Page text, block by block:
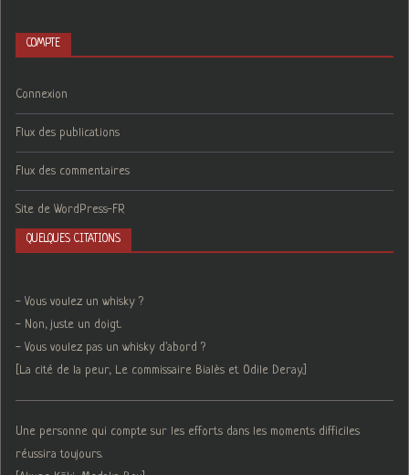
COMPTE
Connexion
Flux des publications
Flux des commentaires
Site de WordPress-FR
QUELQUES CITATIONS
- Vous voulez un whisky ?
- Non, juste un doigt.
- Vous voulez pas un whisky d'abord ?
[La cité de la peur, Le commissaire Bialès et Odile Deray.]
Une personne qui compte sur les efforts dans les moments difficiles
réussira toujours.